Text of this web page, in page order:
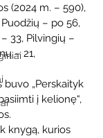
(2024 m. – 590),
– po 56,
33, Pilvingių –
– 21,
buvo „Perskaityk
į kelionę“,
knygą, kurios